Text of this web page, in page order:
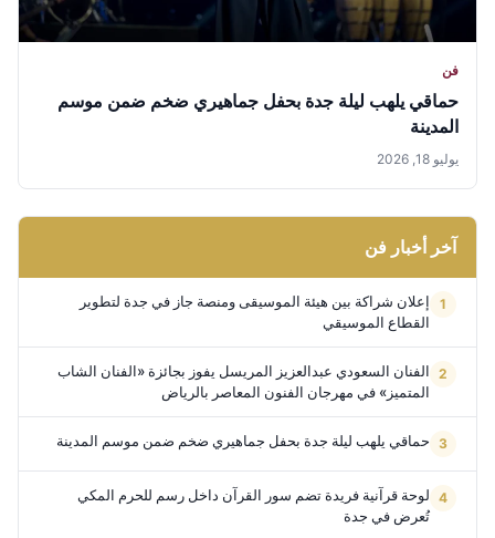
فن
حماقي يلهب ليلة جدة بحفل جماهيري ضخم ضمن موسم
المدينة
يوليو 18, 2026
آخر أخبار فن
إعلان شراكة بين هيئة الموسيقى ومنصة جاز في جدة لتطوير
القطاع الموسيقي
الفنان السعودي عبدالعزيز المريسل يفوز بجائزة «الفنان الشاب
المتميز» في مهرجان الفنون المعاصر بالرياض
حماقي يلهب ليلة جدة بحفل جماهيري ضخم ضمن موسم المدينة
لوحة قرآنية فريدة تضم سور القرآن داخل رسم للحرم المكي
تُعرض في جدة